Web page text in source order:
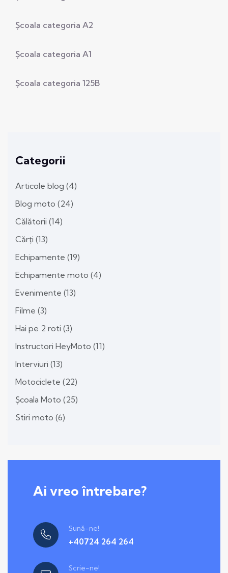
Școala categoria A2
Școala categoria A1
Școala categoria 125B
Categorii
Articole blog (4)
Blog moto (24)
Călătorii (14)
Cărți (13)
Echipamente (19)
Echipamente moto (4)
Evenimente (13)
Filme (3)
Hai pe 2 roti (3)
Instructori HeyMoto (11)
Interviuri (13)
Motociclete (22)
Școala Moto (25)
Stiri moto (6)
Ai vreo întrebare?
Sună-ne!
+40724 264 264
Scrie-ne!